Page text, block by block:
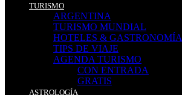
TURISMO
ARGENTINA
TURISMO MUNDIAL
HOTELES & GASTRONOMÍA
TIPS DE VIAJE
AGENDA TURISMO
CON ENTRADA
GRATIS
ASTROLOGÍA